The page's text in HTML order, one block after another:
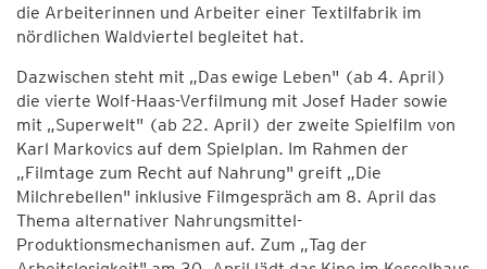
die Arbeiterinnen und Arbeiter einer Textilfabrik im
nördlichen Waldviertel begleitet hat.
Dazwischen steht mit „Das ewige Leben" (ab 4. April)
die vierte Wolf-Haas-Verfilmung mit Josef Hader sowie
mit „Superwelt" (ab 22. April) der zweite Spielfilm von
Karl Markovics auf dem Spielplan. Im Rahmen der
„Filmtage zum Recht auf Nahrung" greift „Die
Milchrebellen" inklusive Filmgespräch am 8. April das
Thema alternativer Nahrungsmittel-
Produktionsmechanismen auf. Zum „Tag der